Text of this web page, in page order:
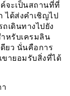
จะเป็นสถานที่ที่
ได้ส่งคำเชิญไป
เดินทางไปยัง
ำหรับเครมลิน
ยว นั่นคือการ
ขายอมรับสิ่งที่ได้